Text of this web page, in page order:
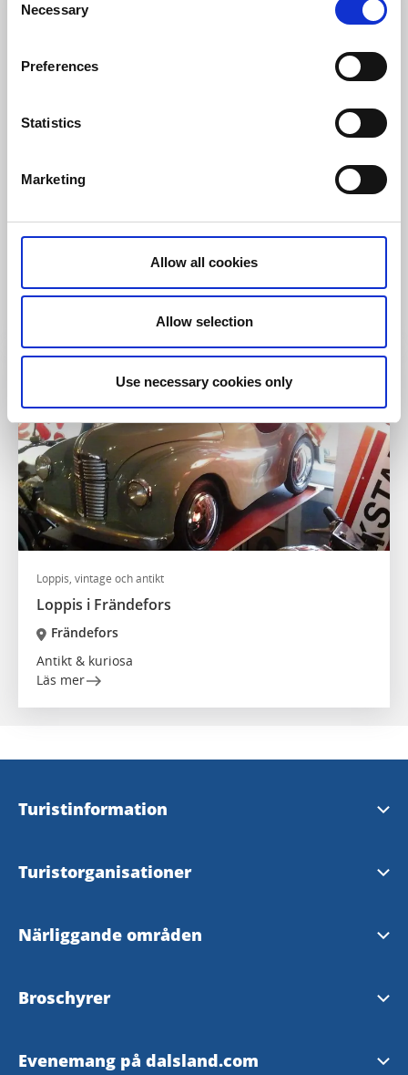
Selection
Necessary
Preferences
Statistics
Marketing
Allow all cookies
Allow selection
Use necessary cookies only
Sörgårdens Second Hand
Second hand mitt i Brålanda
Loppis, vintage och antikt
Loppis i Frändefors
Frändefors
Antikt & kuriosa
Läs mer
Turistinformation
Visit Dalsland Center
Dals-Eds InfoPoint
Färgelanda InfoPoint
Turistorganisationer
Visit Dalsland AB
Närliggande områden
Bohuslän
Broschyrer
Ladda hem
Evenemang på dalsland.com